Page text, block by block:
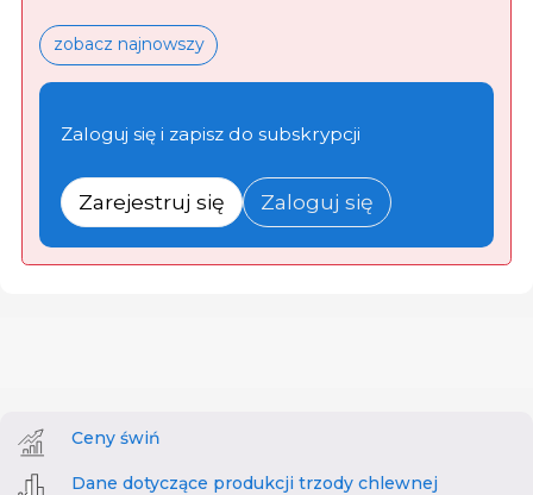
zobacz najnowszy
Zaloguj się i zapisz do subskrypcji
Zarejestruj się Zaloguj się
Ceny świń
Dane dotyczące produkcji trzody chlewnej